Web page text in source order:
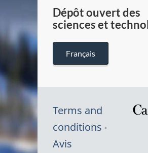
Dépôt ouvert des
sciences et
Français
Terms and
conditions
Avis